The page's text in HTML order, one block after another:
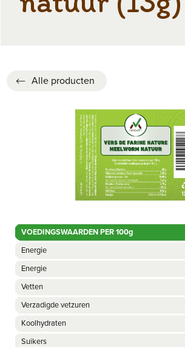
Alle producten
VOEDINGSWAARDEN PER 100g
Energie
Energie
Vetten
Verzadigde vetzuren
Koolhydraten
Suikers